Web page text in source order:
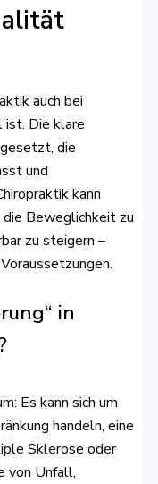
auch bei
ist. Die klare
die
und
kann
die Beweglichkeit zu
zu steigern –
in
Es kann sich um
handeln, eine
Sklerose oder
von Unfall,